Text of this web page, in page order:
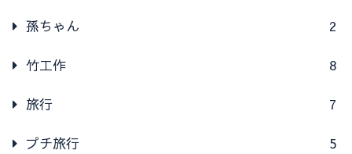
孫ちゃん 2
竹工作 8
旅行 7
プチ旅行 5